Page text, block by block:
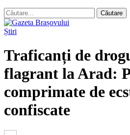
Știri
Traficanți de
flagrant la Arad:
comprimate de
confiscate